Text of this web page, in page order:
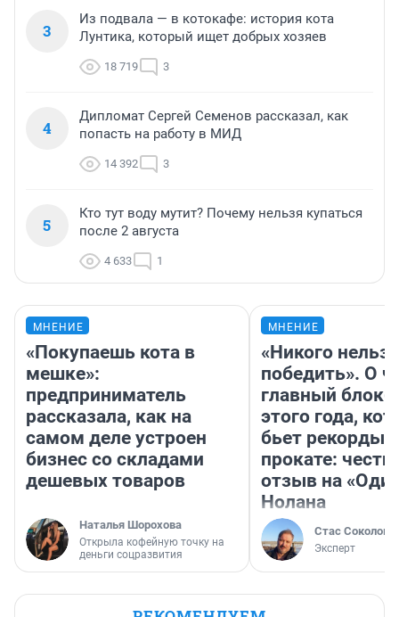
3
Из подвала — в котокафе: история кота
Лунтика, который ищет добрых хозяев
18 719 3
4
Дипломат Сергей Семенов рассказал, как
попасть на работу в МИД
14 392 3
5
Кто тут воду мутит? Почему нельзя купаться
после 2 августа
4 633 1
МНЕНИЕ
«Покупаешь кота в
мешке»:
предприниматель
рассказала, как на
самом деле устроен
бизнес со складами
дешевых товаров
Наталья Шорохова
Открыла кофейную точку на
деньги соцразвития
МНЕНИЕ
«Никого нельзя
победить». О
главный
этого года,
бьет рекорды в
прокате:
отзыв на
Нолана
Стас Соколов
Эксперт